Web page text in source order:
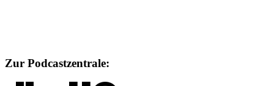
Zur Podcastzentrale: